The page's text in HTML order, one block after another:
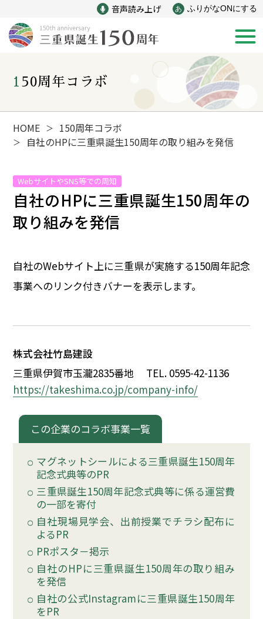
音声読み上げ あ ふりがなONにする
新着情報
みえ150年の歩み
産業 自然と文化
150周年コラボ
HOME ＞ 150周年コラボ
＞ 自社のHPに三重県誕生150周年の取り組みを発信
WebサイトやSNS等での周知
自社のHPに三重県誕生150周年の
取り組みを発信
自社のWebサイト上に三重県が実施する150周年記念
事業へのリンク付きバナーを表示します。
株式会社竹島建設
三重県伊賀市玉瀧2835番地 TEL. 0595-42-1136
https://takeshima.co.jp/company-info/
この企業のコラボ事業一覧
マグネットシールによる三重県誕生150周年
記念式典等のPR
三重県誕生150周年記念式典等に係る運営費
の一部を寄付
自社現場見学会、出前授業でチラシ配布に
よるPR
PRポスタ－掲示
自社のHPに三重県誕生150周年の取り組み
を発信
自社の公式Instagramに三重県誕生150周年
をPR